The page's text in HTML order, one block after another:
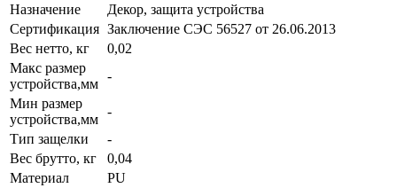
Назначение
Декор, защита устройства
Сертификация Заключение СЭС 56527 от 26.06.2013
Вес нетто, кг
0,02
Макс размер
устройства,мм
-
Мин размер
устройства,мм
-
Тип защелки
-
Вес брутто, кг
0,04
Материал
PU